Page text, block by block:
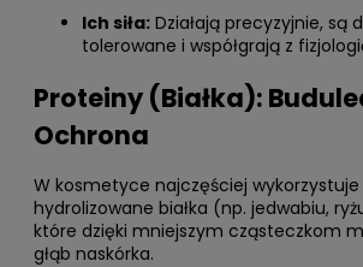
Ich siła: Działają precyzyjnie, są
tolerowane i współgrają z
Proteiny (Białka):
Ochrona
W kosmetyce najczęściej wykorzystuje
hydrolizowane białka (np. jedwabiu,
które dzięki mniejszym cząsteczkom
głąb naskórka.